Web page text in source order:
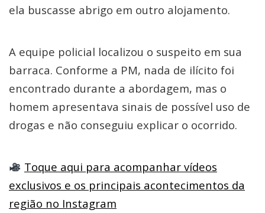
ela buscasse abrigo em outro alojamento.
A equipe policial localizou o suspeito em sua
barraca. Conforme a PM, nada de ilícito foi
encontrado durante a abordagem, mas o
homem apresentava sinais de possível uso de
drogas e não conseguiu explicar o ocorrido.
Toque aqui para acompanhar vídeos
exclusivos e os principais acontecimentos da
região no Instagram